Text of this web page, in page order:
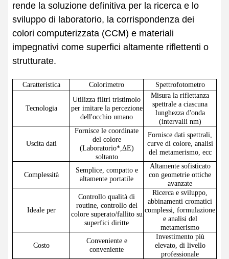
rende la soluzione definitiva per la ricerca e lo
sviluppo di laboratorio, la corrispondenza dei
colori computerizzata (CCM) e materiali
impegnativi come superfici altamente riflettenti o
strutturate.
Caratteristica Colorimetro Spettrofotometro
Tecnologia
Utilizza filtri tristimolo
per imitare la percezione
dell'occhio umano
Misura la riflettanza
spettrale a ciascuna
lunghezza d'onda
(intervalli nm)
Uscita dati
Fornisce le coordinate
del colore
(Laboratorio*,ΔE)
soltanto
Fornisce dati spettrali,
curve di colore, analisi
del metamerismo, ecc
Complessità
Semplice, compatto e
altamente portatile
Altamente sofisticato
con geometrie ottiche
avanzate
Ideale per
Controllo qualità di
routine, controllo del
colore superato/fallito su
superfici diritte
Ricerca e sviluppo,
abbinamenti cromatici
complessi, formulazione
e analisi del
metamerismo
Costo
Conveniente e
conveniente
Investimento più
elevato, di livello
professionale